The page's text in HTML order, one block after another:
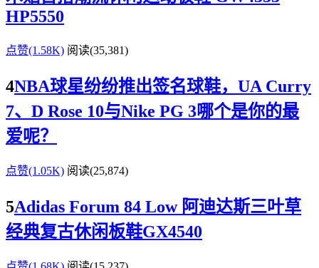
HP5550
点赞(1.58K) 阅读(35,381)
4NBA球星纷纷推出签名球鞋，UA Curry
7、D Rose 10与Nike PG 3哪个是你的最
爱呢？
点赞(1.05K) 阅读(25,874)
5Adidas Forum 84 Low 阿迪达斯三叶草
经典复古休闲板鞋GX4540